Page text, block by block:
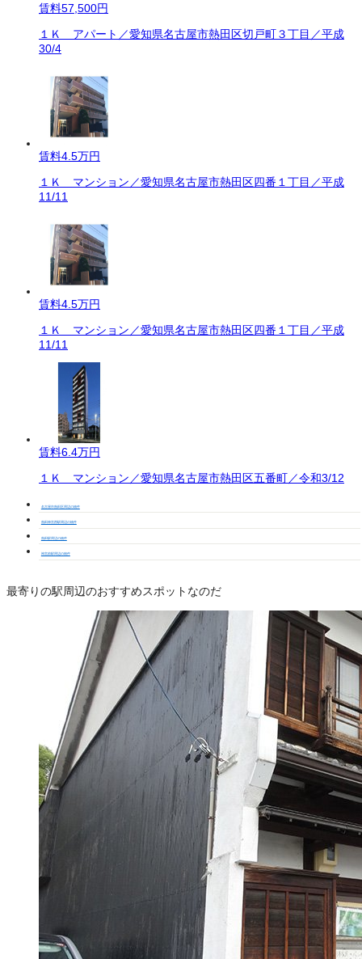
賃料57,500円
１Ｋ アパート／愛知県名古屋市熱田区切戸町３丁目／平成
30/4
賃料4.5万円
１Ｋ マンション／愛知県名古屋市熱田区四番１丁目／平成
11/11
賃料4.5万円
１Ｋ マンション／愛知県名古屋市熱田区四番１丁目／平成
11/11
賃料6.4万円
１Ｋ マンション／愛知県名古屋市熱田区五番町／令和3/12
名古屋市熱田区周辺の物件
熱田神宮西駅周辺の物件
熱田駅周辺の物件
神宮前駅周辺の物件
最寄りの駅周辺のおすすめスポットなのだ